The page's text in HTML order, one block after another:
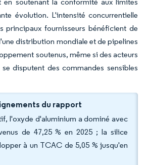
évolution. L'intensité concurrentielle
principaux fournisseurs bénéficient de
distribution mondiale et de pipelines
soutenus, même si des acteurs
disputent des commandes sensibles
du rapport
l'oxyde d'aluminium a dominé avec
de 47,25 % en 2025 ; la silice
à un TCAC de 5,05 % jusqu'en